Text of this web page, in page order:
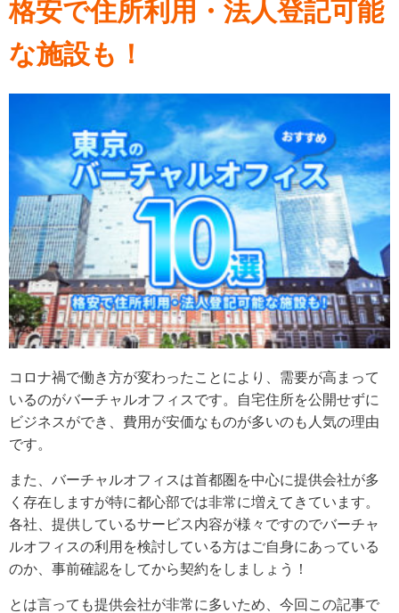
格安で住所利用・法人登記可能
な施設も！
コロナ禍で働き方が変わったことにより、需要が高まって
いるのがバーチャルオフィスです。自宅住所を公開せずに
ビジネスができ、費用が安価なものが多いのも人気の理由
です。
また、バーチャルオフィスは首都圏を中心に提供会社が多
く存在しますが特に都心部では非常に増えてきています。
各社、提供しているサービス内容が様々ですのでバーチャ
ルオフィスの利用を検討している方はご自身にあっている
のか、事前確認をしてから契約をしましょう！
とは言っても提供会社が非常に多いため、今回この記事で